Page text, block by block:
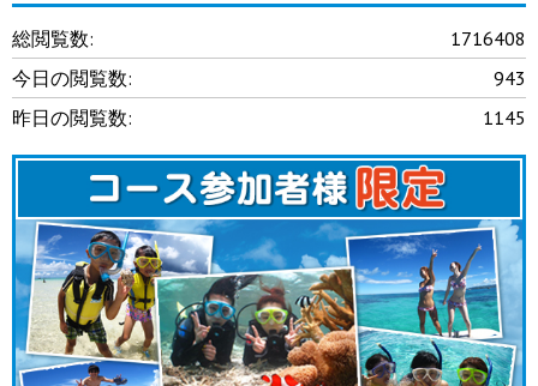
1716408
総閲覧数:
943
今日の閲覧数:
1145
昨日の閲覧数: